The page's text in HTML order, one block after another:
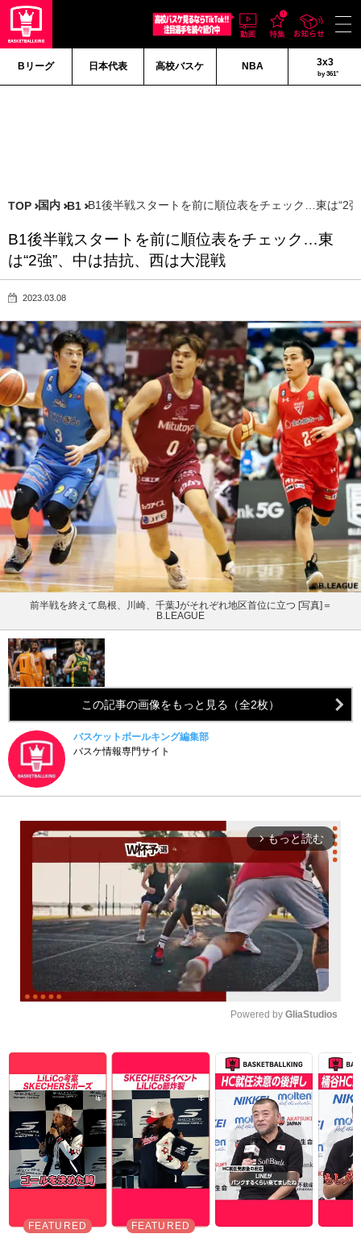
Bリーグ 日本代表 高校バスケ NBA 3x3
by 361°
TOP 国内 B1 B1後半戦スタートを前に順位表をチェック…東は“2
B1後半戦スタートを前に順位表をチェック…東
は“2強”、中は拮抗、西は大混戦
2023.03.08
前半戦を終えて島根、川崎、千葉Jがそれぞれ地区首位に立つ [写真]＝
B.LEAGUE
この記事の画像をもっと見る（全2枚）
バスケットボールキング編集部
バスケ情報専門サイト
arrow_forward_ios もっと読む
Powered by GliaStudios